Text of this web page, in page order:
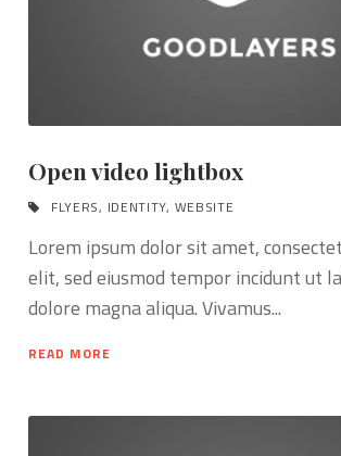
Open video lightbox
FLYERS, IDENTITY, WEBSITE
Lorem ipsum dolor sit amet,
elit, sed eiusmod tempor incidunt ut
dolore magna aliqua. Vivamus...
READ MORE